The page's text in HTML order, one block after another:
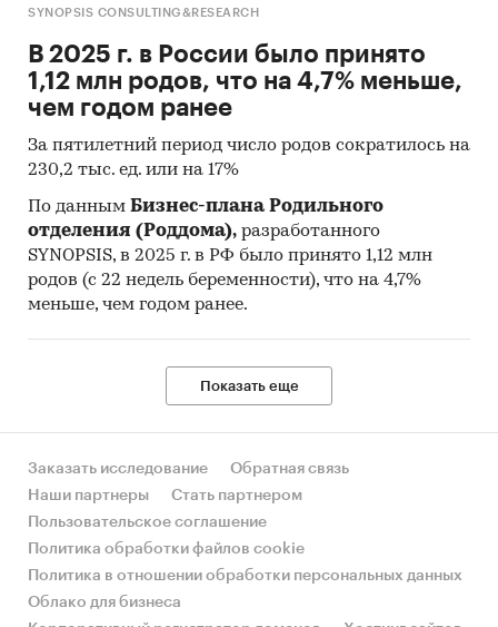
SYNOPSIS CONSULTING&RESEARCH
В 2025 г. в России было принято
1,12 млн родов, что на 4,7% меньше,
чем годом ранее
За пятилетний период число родов сократилось на
230,2 тыс. ед. или на 17%
По данным Бизнес-плана Родильного
отделения (Роддома), разработанного
SYNOPSIS, в 2025 г. в РФ было принято 1,12 млн
родов (с 22 недель беременности), что на 4,7%
меньше, чем годом ранее.
Показать еще
Заказать исследование
Обратная связь
Наши партнеры
Стать партнером
Пользовательское соглашение
Политика обработки файлов cookie
Политика в отношении обработки персональных данных
Облако для бизнеса